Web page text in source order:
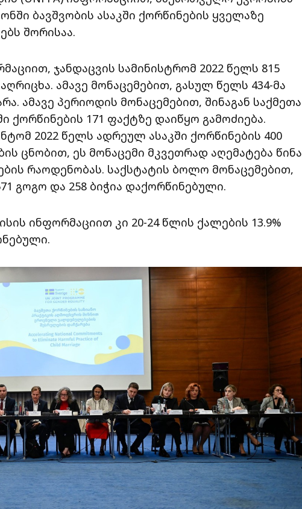
ბავშვობის ასაკში ქორწინების ყველაზე
შორისაა.
ჯანდაცვის სამინისტრომ 2022 წელს 815
ამავე მონაცემებით, გასულ წელს 434-მა
ამავე პერიოდის მონაცემებით, შინაგან საქმეთა
ქორწინების 171 ფაქტზე დაიწყო გამოძიება.
2022 წელს ადრეულ ასაკში ქორწინების 400
ცნობით, ეს მონაცემი მკვეთრად აღემატება წინა
რაოდენობას. საქსტატის ბოლო მონაცემებით,
გოგო და 258 ბიჭია დაქორწინებული.
ინფორმაციით კი 20-24 წლის ქალების 13.9%